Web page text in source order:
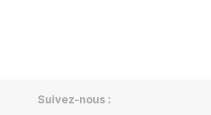
Suivez-nous :